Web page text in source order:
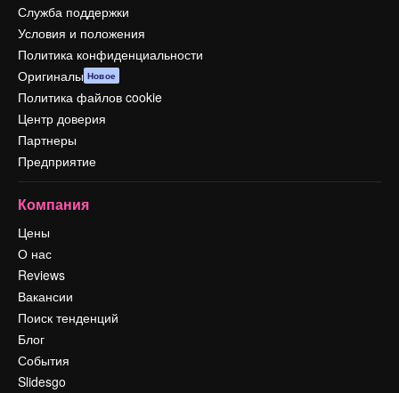
Служба поддержки
Условия и положения
Политика конфиденциальности
Оригиналы Новое
Политика файлов cookie
Центр доверия
Партнеры
Предприятие
Компания
Цены
О нас
Reviews
Вакансии
Поиск тенденций
Блог
События
Slidesgo